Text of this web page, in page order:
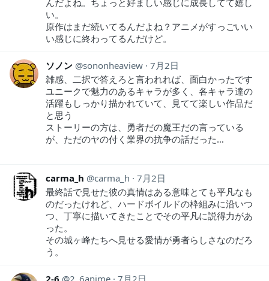
んだよね。ちょっと好ましい感じに成長してて嬉し
い。
原作はまだ続いてるんだよね？アニメがすっごいい
い感じに終わってるんだけど。
ソノン sononheaview 7月2日
雑感、二択で答えろと言われれば、面白かったです
ユニークで魅力のあるキャラが多く、各キャラ達の
活躍もしっかり描かれていて、見てて楽しい作品だ
と思う
ストーリーの方は、勇者だの魔王だの言っている
が、ただのヤの付く業界の抗争の話だった…
carma_h carma_h
7月2日
最終話で見せた彼の真情はある意味とても平凡なも
のだったけれど、ハードボイルドの枠組みに沿いつ
つ、丁寧に描いてきたことでその平凡に説得力があ
った。
その城ヶ峰たちへ見せる愛情が勇者らしさなのだろ
う。